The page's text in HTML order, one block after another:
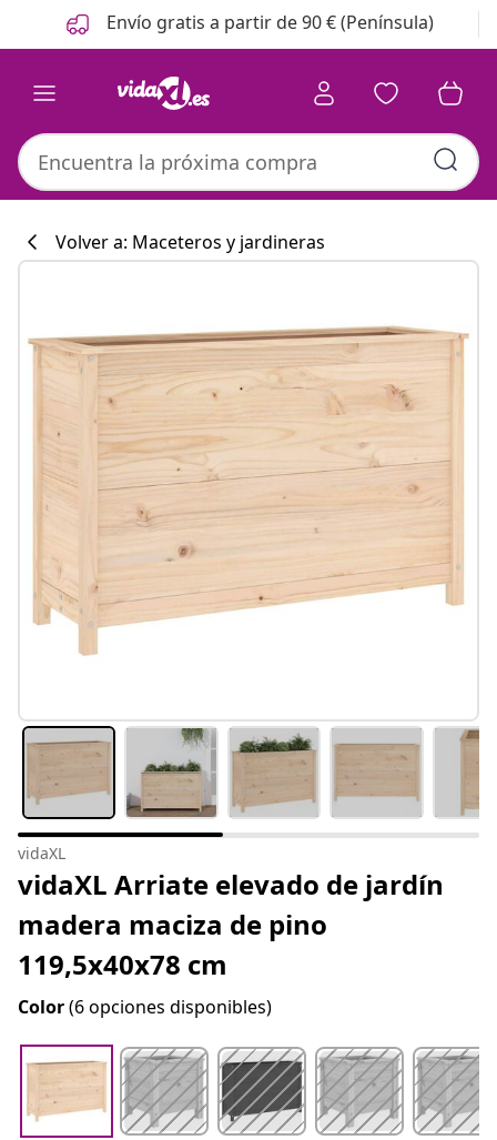
Anterior
Siguiente Envío gratis a partir de 90 € (Península)
#sharemevidaxl
Volver a: Maceteros y jardineras
vidaXL
vidaXL Arriate elevado de jardín
madera maciza de pino
119,5x40x78 cm
Color(6 opciones disponibles)